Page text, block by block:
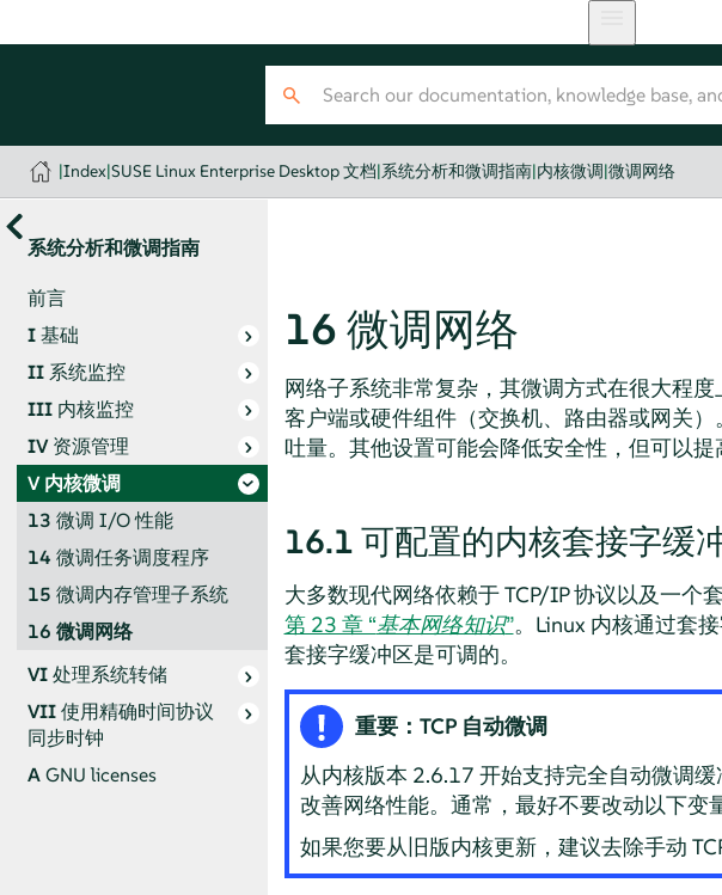
|Index|SUSE Linux Enterprise Desktop 文档|系统分析和微调指南|内核微调|微调网络
系统分析和微调指南
前言
I基础
II 系统监控
III 内核监控
IV资源管理
V内核微调
13 微调 I/O 性能
14 微调任务调度程序
15 微调内存管理子系统
16 微调网络
VI处理系统转储
VII使用精确时间协议
同步时钟
AGNU licenses
16 微调网络
网络子系统非常复杂，其微调方式在很大程
客户端或硬件组件（交换机、路由器或网关
吐量。其他设置可能会降低安全性，但可以提
16.1 可配置的内核套接字缓
大多数现代网络依赖于 TCP/IP 协议以及一个
第 23 章 “基本网络知识”。Linux 内核通过套
套接字缓冲区是可调的。
重要：TCP 自动微调
从内核版本 2.6.17 开始支持完全自动微调
改善网络性能。通常，最好不要改动以下变
如果您要从旧版内核更新，建议去除手动